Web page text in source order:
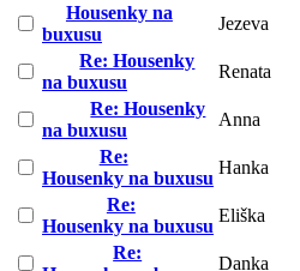
Housenky na
buxusu
Jezeva
Re: Housenky
na buxusu
Renata
Re: Housenky
na buxusu
Anna
Re:
Housenky na buxusu
Hanka
Re:
Housenky na buxusu
Eliška
Re:
Danka